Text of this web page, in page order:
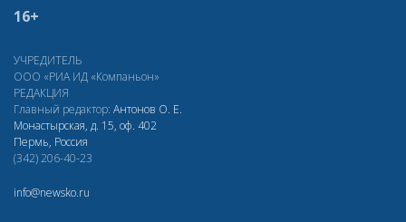
16+
УЧРЕДИТЕЛЬ
ООО «РИА ИД «Компаньон»
РЕДАКЦИЯ
Главный редактор: Антонов О. Е.
Монастырская, д. 15, оф. 402
Пермь, Россия
(342) 206-40-23
info@newsko.ru